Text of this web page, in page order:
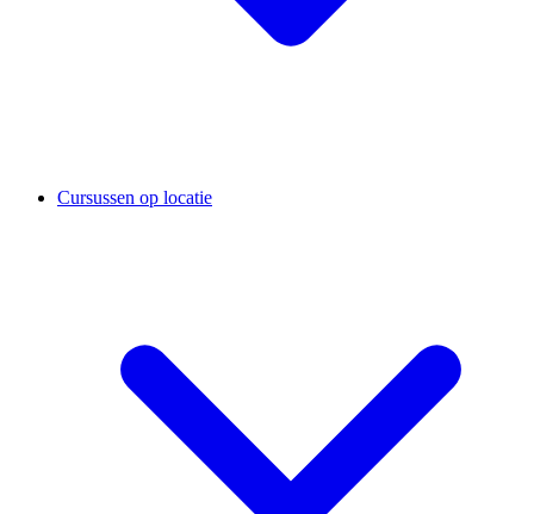
Cursussen op locatie